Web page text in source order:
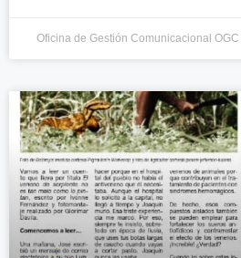
Oficina de Gestión Comunicacional OGC